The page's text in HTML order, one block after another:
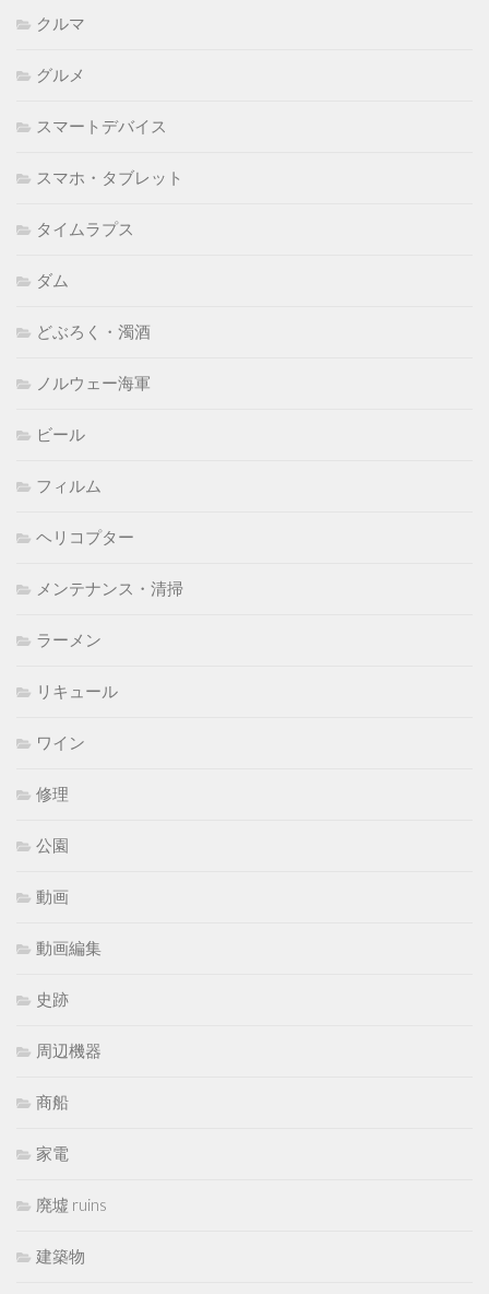
クルマ
グルメ
スマートデバイス
スマホ・タブレット
タイムラプス
ダム
どぶろく・濁酒
ノルウェー海軍
ビール
フィルム
ヘリコプター
メンテナンス・清掃
ラーメン
リキュール
ワイン
修理
公園
動画
動画編集
史跡
周辺機器
商船
家電
廃墟 ruins
建築物